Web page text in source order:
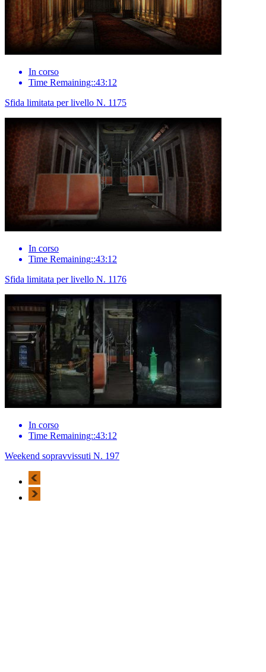
In corso
Time Remaining::43:12
Sfida limitata per livello N. 1175
In corso
Time Remaining::43:12
Sfida limitata per livello N. 1176
In corso
Time Remaining::43:12
Weekend sopravvissuti N. 197